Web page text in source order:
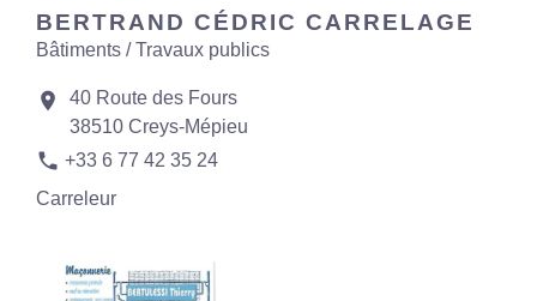
BERTRAND CÉDRIC CARRELAGE
Bâtiments / Travaux publics
location_on
40 Route des Fours
38510 Creys-Mépieu
phone +33 6 77 42 35 24
Carreleur